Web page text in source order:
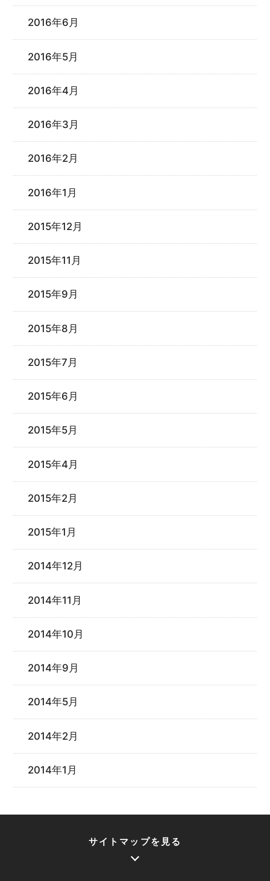
2016年6月
2016年5月
2016年4月
2016年3月
2016年2月
2016年1月
2015年12月
2015年11月
2015年9月
2015年8月
2015年7月
2015年6月
2015年5月
2015年4月
2015年2月
2015年1月
2014年12月
2014年11月
2014年10月
2014年9月
2014年5月
2014年2月
2014年1月
サイトマップを見る